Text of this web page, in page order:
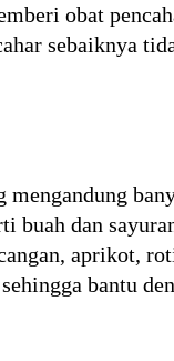
obat
sebaiknya
buah dan
aprikot,
bantu